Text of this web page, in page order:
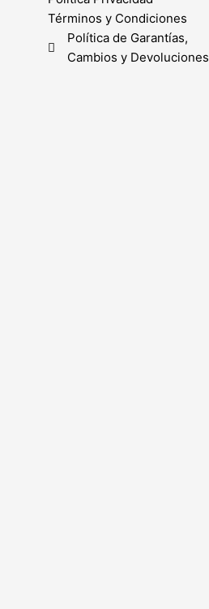
Términos y Condiciones
Política de Garantías,
Cambios y Devoluciones